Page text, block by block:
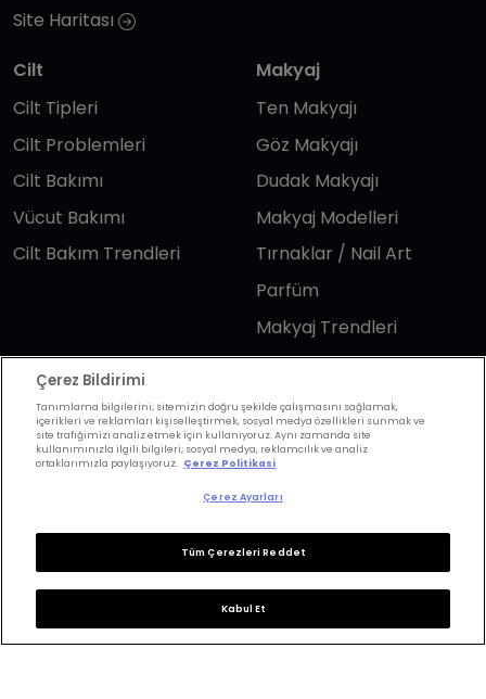
Site Haritası
Cilt
Cilt Tipleri
Cilt Problemleri
Cilt Bakımı
Vücut Bakımı
Cilt Bakım Trendleri
Makyaj
Ten Makyajı
Göz Makyajı
Dudak Makyajı
Makyaj Modelleri
Tırnaklar / Nail Art
Parfüm
Makyaj Trendleri
Saç
Saç Renkleri
Saç Modelleri
Saç Kesimi
Erkek Saç
Saç Trendleri
Astroloji
Wellbeing
Günlük Yaşam
Anne & Bebek
Yükselen Burç
Hesaplama
Kuafor Bulma
Çerez Bildirimi
Tanımlama bilgilerini; sitemizin doğru şekilde çalışmasını sağlamak,
içerikleri ve reklamları kişiselleştirmek, sosyal medya özellikleri sunmak ve
site trafiğimizi analiz etmek için kullanıyoruz. Aynı zamanda site
kullanımınızla ilgili bilgileri; sosyal medya, reklamcılık ve analiz
ortaklarımızla paylaşıyoruz. Çerez Politikasi
Çerez Ayarları
Tüm Çerezleri Reddet
Kabul Et